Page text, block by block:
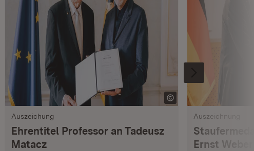
Auszeichung
Ehrentitel Professor an Tadeusz
Matacz
Auszeichnung
Ernst Weber